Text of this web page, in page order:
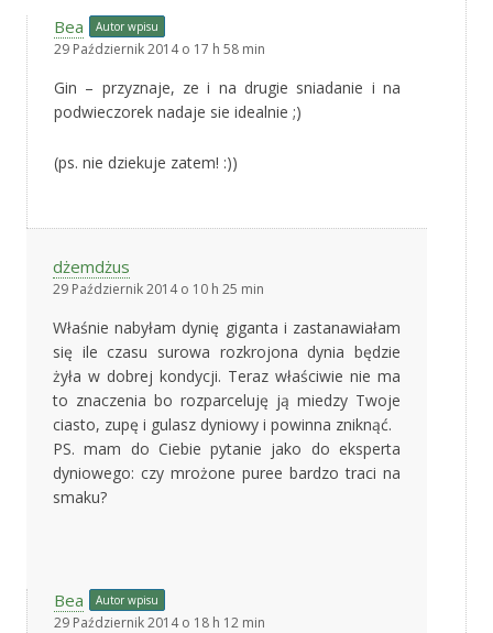
Bea Autor wpisu
29 Październik 2014 o 17 h 58 min
Gin – przyznaje, ze i na drugie sniadanie i na
podwieczorek nadaje sie idealnie ;)
(ps. nie dziekuje zatem! :))
dżemdżus
29 Październik 2014 o 10 h 25 min
Właśnie nabyłam dynię giganta i zastanawiałam
się ile czasu surowa rozkrojona dynia będzie
żyła w dobrej kondycji. Teraz właściwie nie ma
to znaczenia bo rozparceluję ją miedzy Twoje
ciasto, zupę i gulasz dyniowy i powinna zniknąć.
PS. mam do Ciebie pytanie jako do eksperta
dyniowego: czy mrożone puree bardzo traci na
smaku?
Bea Autor wpisu
29 Październik 2014 o 18 h 12 min